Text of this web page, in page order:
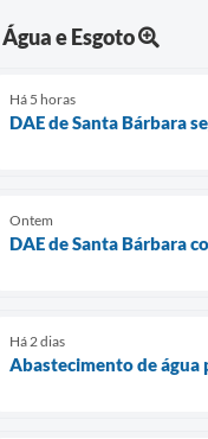
Água e Esgoto
Há 5 horas
DAE de Santa Bárbara
Ontem
DAE de Santa Bárbara
Há 2 dias
Abastecimento de água